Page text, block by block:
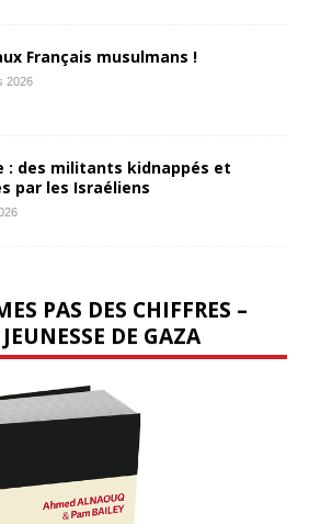
Français musulmans !
2026
: des militants kidnappés et
par les Israéliens
PAS DES CHIFFRES –
DE GAZA